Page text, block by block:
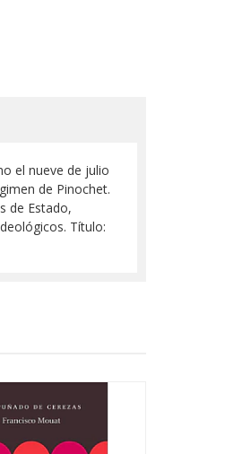
el nueve de julio
de Pinochet.
de Estado,
Título: